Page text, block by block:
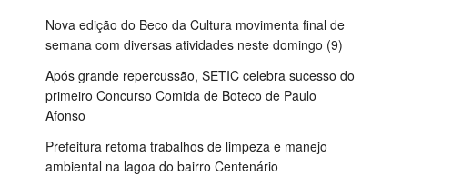
Nova edição do Beco da Cultura movimenta final de
semana com diversas atividades neste domingo (9)
Após grande repercussão, SETIC celebra sucesso do
primeiro Concurso Comida de Boteco de Paulo
Afonso
Prefeitura retoma trabalhos de limpeza e manejo
ambiental na lagoa do bairro Centenário